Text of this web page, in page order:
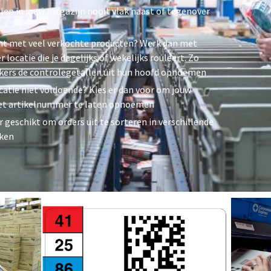
in jouw magazijn nooit vlak naast of tegenover
met veel verkochte producten? Werk dan met
die je dagelijks of wekelijks rouleert. Zo
de controlegetallen uit hun hoofd opnoemen
niet voldoende? Kies er dan voor om jouw
artikelnummer te laten opnoemen
om orders uit te sorteren in verschillende